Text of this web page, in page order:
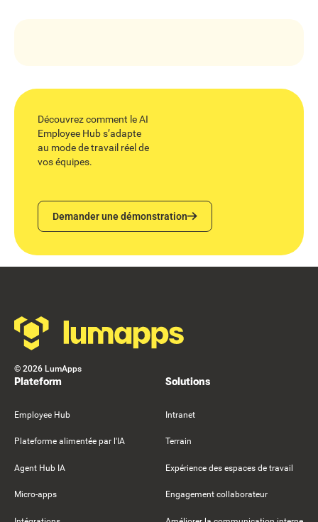
Découvrez comment le AI
Employee Hub s’adapte
au mode de travail réel de
vos équipes.
Demander une démonstration
Demander une démonstration
© 2026 LumApps
Plateform
Employee Hub
Plateforme alimentée par l'IA
Agent Hub IA
Micro-apps
Solutions
Intranet
Terrain
Expérience des espaces de travail
Engagement collaborateur